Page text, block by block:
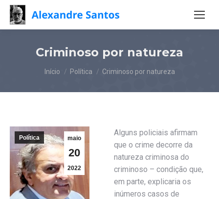
Criminoso por natureza
Você está aqui:
Início Política Criminoso por natureza
maio
20
2022
Política
Alguns policiais afirmam
que o crime decorre da
natureza criminosa do
criminoso – condição que,
em parte, explicaria os
inúmeros casos de